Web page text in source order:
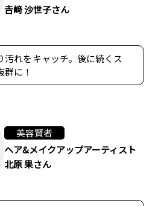
𠮷﨑 沙世子さん
汚れをキャッチ。後に続くス
に！
美容賢者
ヘア&メイクアップアーティスト
北原 果さん